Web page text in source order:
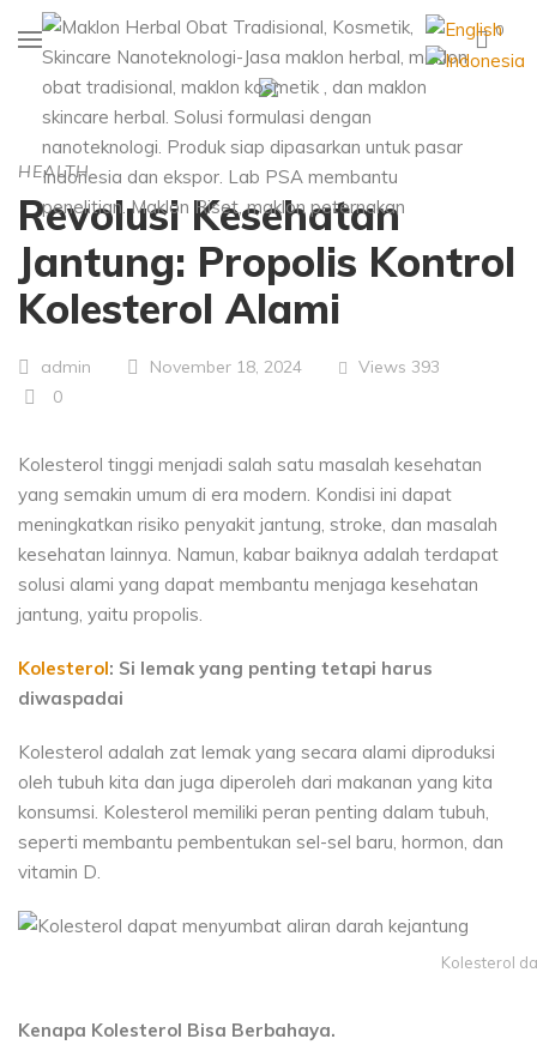
0
HEALTH
Revolusi Kesehatan
Jantung: Propolis Kontrol
Kolesterol Alami
admin November 18, 2024 Views 393
0
Kolesterol tinggi menjadi salah satu masalah kesehatan
yang semakin umum di era modern. Kondisi ini dapat
meningkatkan risiko penyakit jantung, stroke, dan masalah
kesehatan lainnya. Namun, kabar baiknya adalah terdapat
solusi alami yang dapat membantu menjaga kesehatan
jantung, yaitu propolis.
Kolesterol: Si lemak yang penting tetapi harus
diwaspadai
Kolesterol adalah zat lemak yang secara alami diproduksi
oleh tubuh kita dan juga diperoleh dari makanan yang kita
konsumsi. Kolesterol memiliki peran penting dalam tubuh,
seperti membantu pembentukan sel-sel baru, hormon, dan
vitamin D.
Kolesterol
Kenapa Kolesterol Bisa Berbahaya.